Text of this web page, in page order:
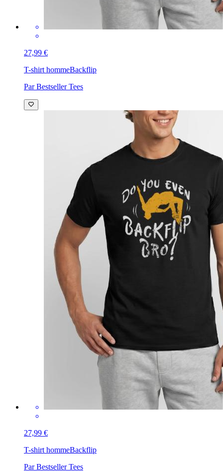
27,99 €
T-shirt hommeBackflip
Par Bestseller Tees
27,99 €
T-shirt hommeBackflip
Par Bestseller Tees